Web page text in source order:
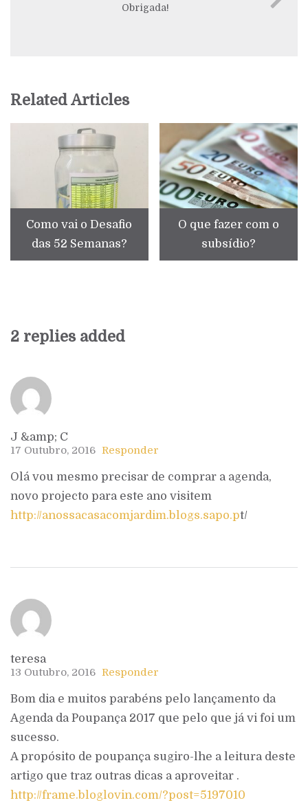
Obrigada!
Related Articles
Como vai o Desafio
das 52 Semanas?
O que fazer com o
subsídio?
2 replies added
J &amp; C
17 Outubro, 2016 Responder
Olá vou mesmo precisar de comprar a agenda,
novo projecto para este ano visitem
http://anossacasacomjardim.blogs.sapo.pt/
teresa
13 Outubro, 2016 Responder
Bom dia e muitos parabéns pelo lançamento da
Agenda da Poupança 2017 que pelo que já vi foi um
sucesso.
A propósito de poupança sugiro-lhe a leitura deste
artigo que traz outras dicas a aproveitar .
http://frame.bloglovin.com/?post=5197010